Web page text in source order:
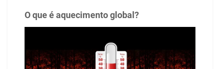
O que é aquecimento global?